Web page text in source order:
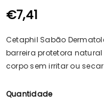
€7,41
Cetaphil Sabão
barreira protetora
corpo sem irritar ou
Quantidade